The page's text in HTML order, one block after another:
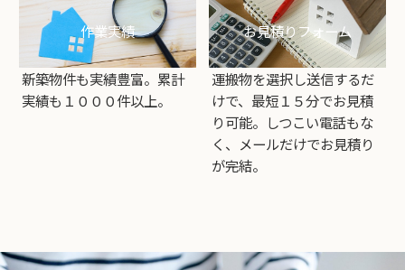
作業実績
新築物件も実績豊富。累計
実績も１０００件以上。
お見積りフォーム
運搬物を選択し送信するだ
けで、最短１５分でお見積
り可能。しつこい電話もな
く、メールだけでお見積り
が完結。